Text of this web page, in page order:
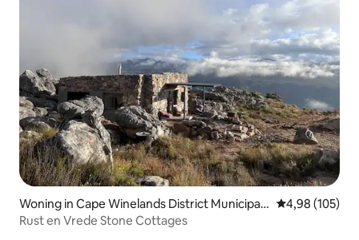
Woning in Cape Winelands District Municipalit
y
Gemiddelde
4,98 (105)
Rust en Vrede Stone Cottages